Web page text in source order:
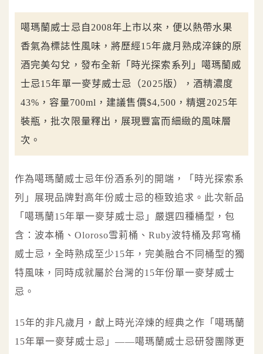
噶瑪蘭威士忌自2008年上市以來，便以熱帶水果
香氣為標誌性風味，將歷經15年歲月熟成淬鍊的原
酒完美勾兌，發布全新「時光探索系列」噶瑪蘭威
士忌15年單一麥芽威士忌（2025版），酒精濃度
43%，容量700ml，建議售價$4,500，精選2025年
裝瓶，批次限量釋出，展現豐富而細緻的風味層
次。
作為噶瑪蘭威士忌年份酒系列的開端，「時光探索系
列」展現品牌對高年份威士忌的極致追求。此次新品
「噶瑪蘭15年單一麥芽威士忌」嚴選四種桶型，包
含：波本桶、Oloroso雪莉桶、Ruby波特桶及邦穹桶
威士忌，全時熟成至少15年，完美融合不同桶型的獨
特風味，同時成就屬於台灣的15年份單一麥芽威士
忌。
15年的非凡歲月，獻上時光淬煉的經典之作「噶瑪蘭
15年單一麥芽威士忌」——噶瑪蘭威士忌研發團隊更